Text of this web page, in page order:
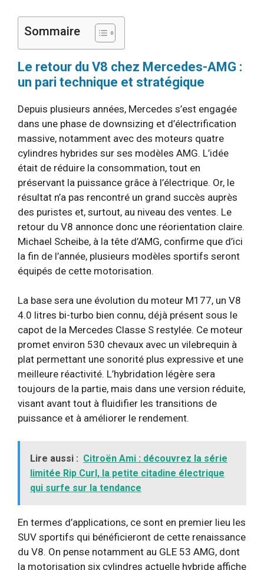
Sommaire
Le retour du V8 chez Mercedes-AMG :
un pari technique et stratégique
Depuis plusieurs années, Mercedes s’est engagée
dans une phase de downsizing et d’électrification
massive, notamment avec des moteurs quatre
cylindres hybrides sur ses modèles AMG. L’idée
était de réduire la consommation, tout en
préservant la puissance grâce à l’électrique. Or, le
résultat n’a pas rencontré un grand succès auprès
des puristes et, surtout, au niveau des ventes. Le
retour du V8 annonce donc une réorientation claire.
Michael Scheibe, à la tête d’AMG, confirme que d’ici
la fin de l’année, plusieurs modèles sportifs seront
équipés de cette motorisation.
La base sera une évolution du moteur M177, un V8
4.0 litres bi-turbo bien connu, déjà présent sous le
capot de la Mercedes Classe S restylée. Ce moteur
promet environ 530 chevaux avec un vilebrequin à
plat permettant une sonorité plus expressive et une
meilleure réactivité. L’hybridation légère sera
toujours de la partie, mais dans une version réduite,
visant avant tout à fluidifier les transitions de
puissance et à améliorer le rendement.
Lire aussi : Citroën Ami : découvrez la série
limitée Rip Curl, la petite citadine électrique
qui surfe sur la tendance
En termes d’applications, ce sont en premier lieu les
SUV sportifs qui bénéficieront de cette renaissance
du V8. On pense notamment au GLE 53 AMG, dont
la motorisation six cylindres actuelle hybride affiche